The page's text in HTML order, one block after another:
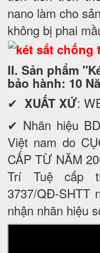
nano làm cho
không bị phai
II. Sản phẩm
bảo hành: 10
✔ XUẤT XỨ:
✔ Nhãn hiệu
Việt nam do
CẤP TỪ NĂM
Trí Tuệ cấp
3737/QĐ-SHTT
nhận nhãn hiệu